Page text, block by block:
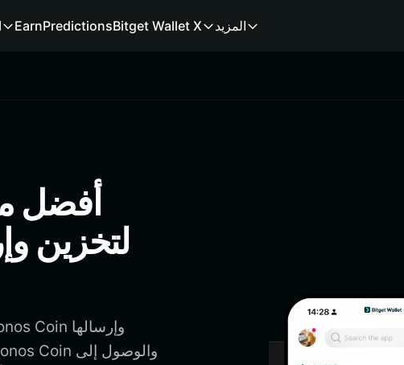
EarnPredictionsBitget Wallet X المزيد
لتخزين